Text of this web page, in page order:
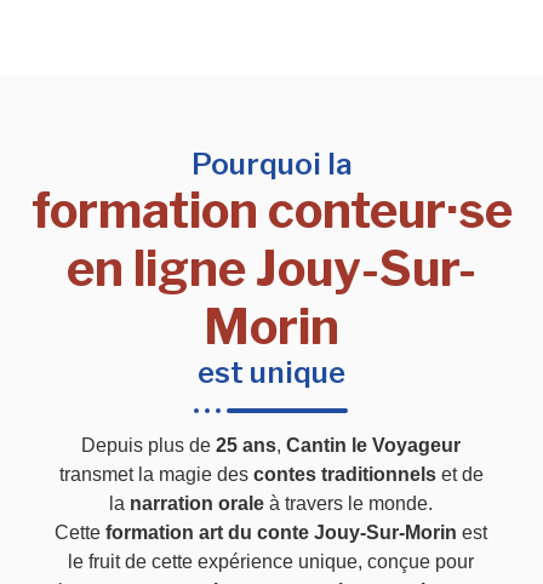
Pourquoi la
formation conteur·se
en ligne Jouy-Sur-
Morin
est unique
Depuis plus de25 ans,Cantin le Voyageur
transmet la magie des contes traditionnelset de
la narration orale à travers le monde.
Cetteformation art du conte Jouy-Sur-Morin est
le fruit de cette expérience unique, conçue pour